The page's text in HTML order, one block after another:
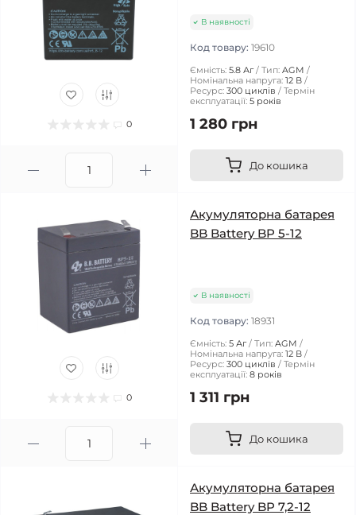
0
В наявності
Код товару: 19610
Ємність: 5.8 Аг Тип: AGM
Номінальна напруга: 12 В
Ресурс: 300 циклів
Термін
експлуатації: 5 років
1 280 грн
До кошика
0
Акумуляторна батарея
BB Battery BP 5-12
В наявності
Код товару: 18931
Ємність: 5 Аг Тип: AGM
Номінальна напруга: 12 В
Ресурс: 300 циклів
Термін
експлуатації: 8 років
1 311 грн
До кошика
Акумуляторна батарея
BB Battery BP 7,2-12